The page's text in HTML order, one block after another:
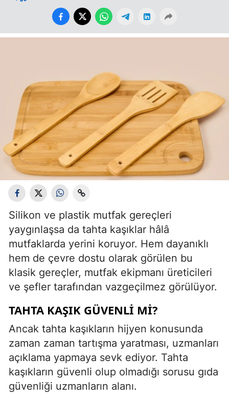
Silikon ve plastik mutfak gereçleri
yaygınlaşsa da tahta kaşıklar hâlâ
mutfaklarda yerini koruyor. Hem dayanıklı
hem de çevre dostu olarak görülen bu
klasik gereçler, mutfak ekipmanı üreticileri
ve şefler tarafından vazgeçilmez görülüyor.
TAHTA KAŞIK GÜVENLI MI?
Ancak tahta kaşıkların hijyen konusunda
zaman zaman tartışma yaratması, uzmanları
açıklama yapmaya sevk ediyor. Tahta
kaşıkların güvenli olup olmadığı sorusu gıda
güvenliği uzmanların alanı.